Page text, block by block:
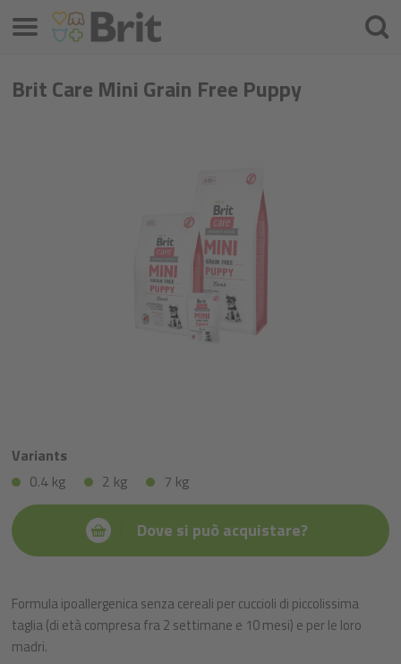
Brit Care Mini Grain Free Puppy
Variants
0.4 kg
2 kg 7 kg
Dove si può acquistare?
Formula ipoallergenica senza cereali per cuccioli di piccolissima
taglia (di età compresa fra 2 settimane e 10 mesi) e per le loro
madri.
Menu